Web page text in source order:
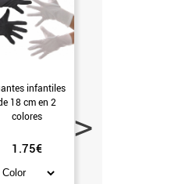
infantiles
18 cm en 2
colores
1.75€